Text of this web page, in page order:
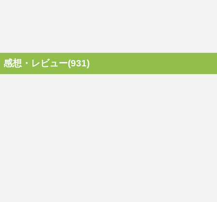
感想・レビュー(931)